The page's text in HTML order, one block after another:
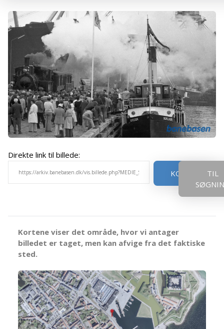
Direkte link til billede:
KOPIER
TIL
Kortene viser det område, hvor vi antager
billedet er taget, men kan afvige fra det faktiske
sted.